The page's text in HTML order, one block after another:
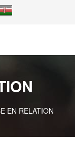
EN RELATION